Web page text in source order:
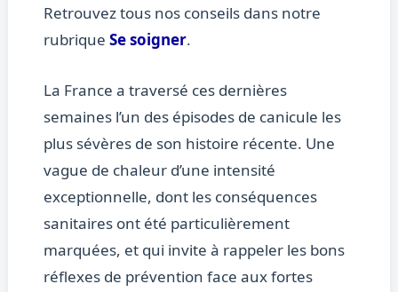
Retrouvez tous nos conseils dans notre
rubrique Se soigner.
La France a traversé ces dernières
semaines l’un des épisodes de canicule les
plus sévères de son histoire récente. Une
vague de chaleur d’une intensité
exceptionnelle, dont les conséquences
sanitaires ont été particulièrement
marquées, et qui invite à rappeler les bons
réflexes de prévention face aux fortes